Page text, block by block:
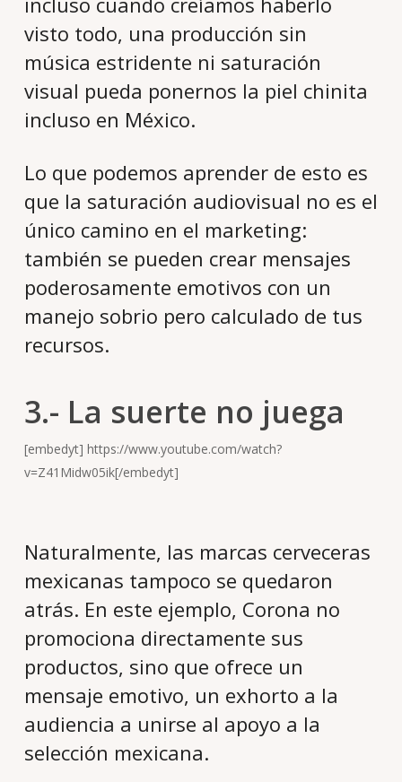
visto todo, una producción sin
música estridente ni saturación
visual pueda ponernos la piel chinita
incluso en México.
Lo que podemos aprender de esto es
que la saturación audiovisual no es el
único camino en el marketing:
también se pueden crear mensajes
poderosamente emotivos con un
manejo sobrio pero calculado de tus
recursos.
3.- La suerte no juega
[embedyt] https://www.youtube.com/watch?
v=Z41Midw05ik[/embedyt]
Naturalmente, las marcas cerveceras
mexicanas tampoco se quedaron
atrás. En este ejemplo, Corona no
promociona directamente sus
productos, sino que ofrece un
mensaje emotivo, un exhorto a la
audiencia a unirse al apoyo a la
selección mexicana.